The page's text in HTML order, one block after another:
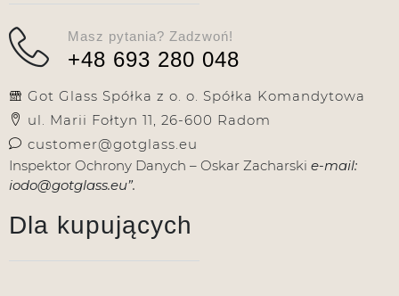
Masz pytania? Zadzwoń!
+48 693 280 048
Got Glass Spółka z o. o. Spółka Komandytowa
ul. Marii Fołtyn 11, 26-600 Radom
customer@gotglass.eu
Inspektor Ochrony Danych – Oskar Zacharski e-mail:
iodo@gotglass.eu”.
Dla kupujących